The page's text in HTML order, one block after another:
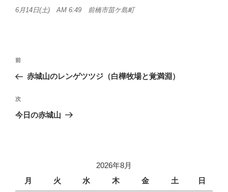
6月14日(土) AM 6:49 前橋市苗ケ島町
投
ナ
ビ
ゲ
前
の
稿
前
赤城山のレンゲツツジ（白樺牧場と覚満淵）
次
の
次
今日の赤城山
2026年8月
月
火 水 木 金 土 日